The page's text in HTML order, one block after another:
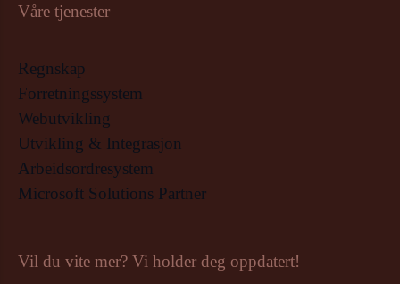
Våre tjenester
Regnskap
Forretningssystem
Webutvikling
Utvikling & Integrasjon
Arbeidsordresystem
Microsoft Solutions Partner
Vil du vite mer? Vi holder deg oppdatert!